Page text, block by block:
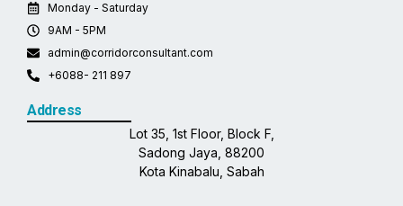
Monday - Saturday
9AM - 5PM
admin@corridorconsultant.com
+6088- 211 897
Address
Lot 35, 1st Floor, Block F,
Sadong Jaya, 88200
Kota Kinabalu, Sabah